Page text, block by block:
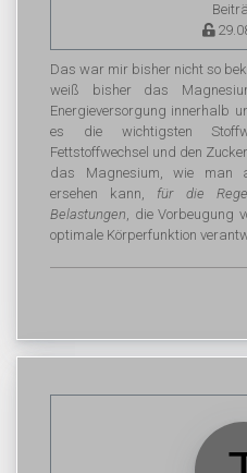
Das war mir bisher nicht so
weiß bisher das
Energieversorgung innerhalb
es die wichtigsten
Fettstoffwechsel und den
das Magnesium, wie man
ersehen kann, für die
Belastungen, die Vorbeugung
optimale Körperfunktion